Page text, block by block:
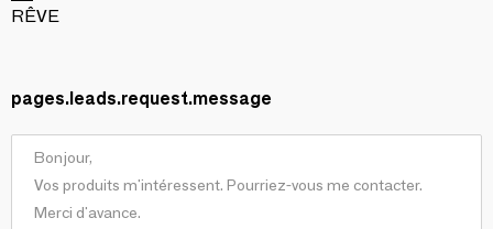
RÊVE
pages.leads.request.message